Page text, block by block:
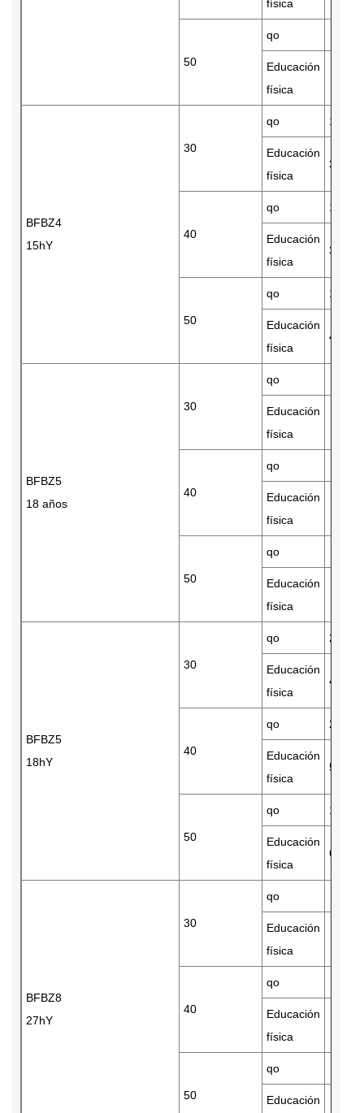
física
50
qo
Educación
física
BFBZ4
15hY
30
qo 17910
Educación
física
3.63
40
qo 15790
Educación
física
3.88
50
qo 13200
Educación
física
4.79
BFBZ5
18 años
30
qo
Educación
física
40
qo
Educación
física
50
qo
Educación
física
BFBZ5
18hY
30
qo 23480
Educación
física
4.56
40
qo 20790
Educación
física
5.24
50
qo 18030
Educación
física
6.57
BFBZ8
27hY
30
qo
Educación
física
40
qo
Educación
física
50
qo
Educación